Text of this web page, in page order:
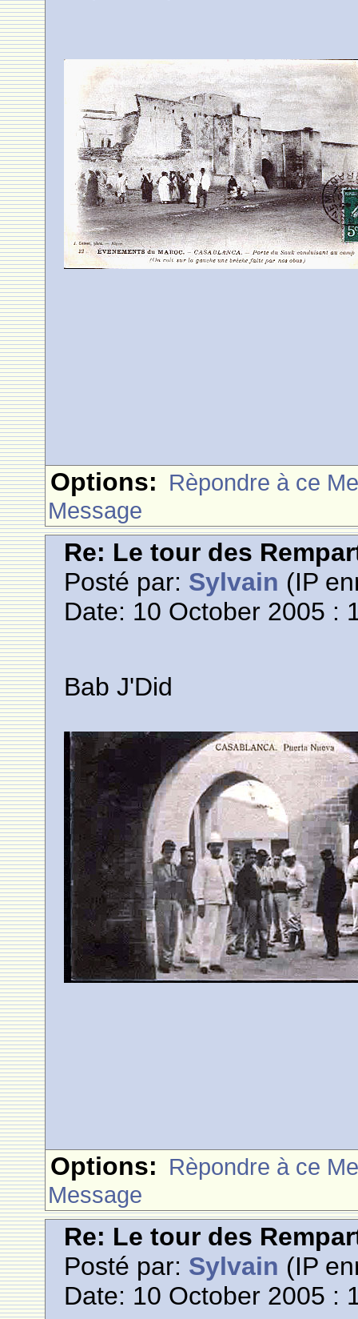
Options: Rèpondre à ce
Message
Re: Le tour des
Posté par: Sylvain (IP
Date: 10 October 2005 :
Bab J'Did
Options: Rèpondre à ce
Message
Re: Le tour des
Posté par: Sylvain (IP
Date: 10 October 2005 :